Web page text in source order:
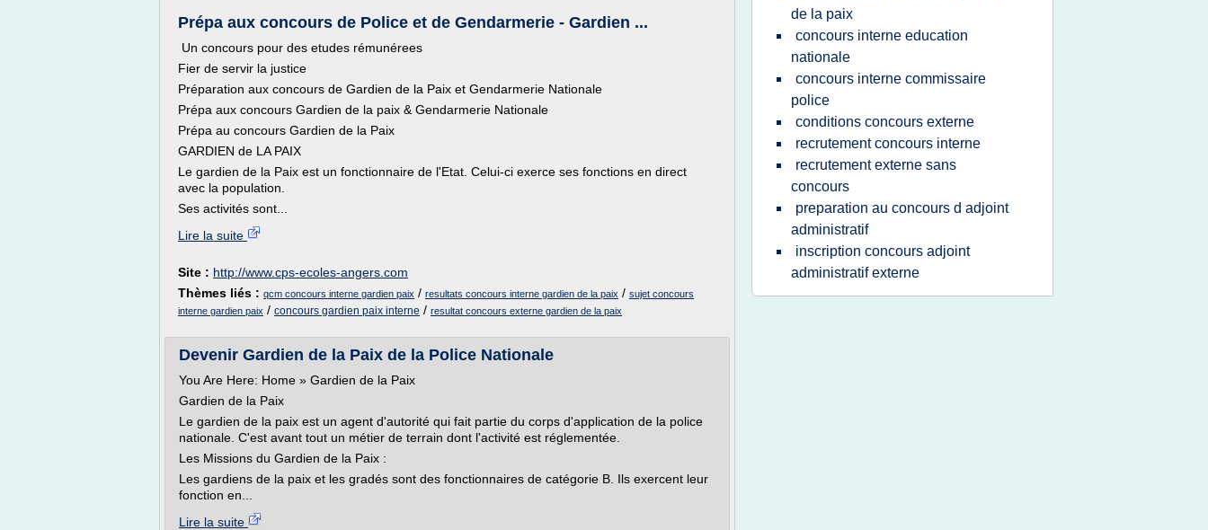
Prépa aux concours de Police et de Gendarmerie - Gardien ...
Un concours pour des etudes rémunérees
Fier de servir la justice
Préparation aux concours de Gardien de la Paix et Gendarmerie Nationale
Prépa aux concours Gardien de la paix & Gendarmerie Nationale
Prépa au concours Gardien de la Paix
GARDIEN de LA PAIX
Le gardien de la Paix est un fonctionnaire de l'Etat. Celui-ci exerce ses fonctions en direct
avec la population.
Ses activités sont...
Lire la suite
Site : http://www.cps-ecoles-angers.com
Thèmes liés : qcm concours interne gardien paix / resultats concours interne gardien de la paix / sujet concours
interne gardien paix / concours gardien paix interne / resultat concours externe gardien de la paix
Devenir Gardien de la Paix de la Police Nationale
You Are Here: Home » Gardien de la Paix
Gardien de la Paix
Le gardien de la paix est un agent d'autorité qui fait partie du corps d'application de la police
nationale. C'est avant tout un métier de terrain dont l'activité est réglementée.
Les Missions du Gardien de la Paix :
Les gardiens de la paix et les gradés sont des fonctionnaires de catégorie B. Ils exercent leur
fonction en...
Lire la suite
de la paix
concours interne education
nationale
concours interne commissaire
police
conditions concours externe
recrutement concours interne
recrutement externe sans
concours
preparation au concours d adjoint
administratif
inscription concours adjoint
administratif externe